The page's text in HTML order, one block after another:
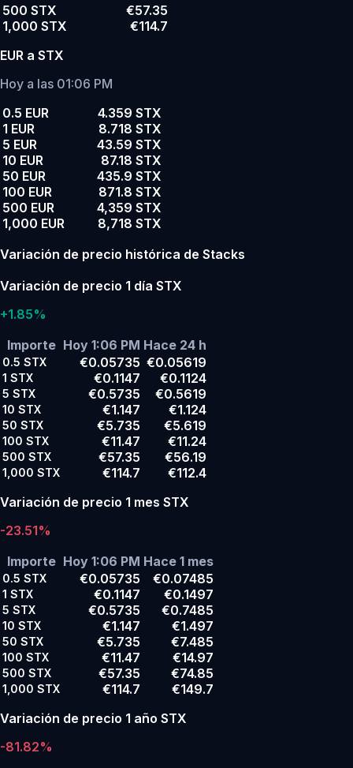
500 STX
€57.35
1,000 STX
€114.7
EUR a STX
Hoy a las 01:06 PM
0.5 EUR
4.359 STX
1 EUR
8.718 STX
5 EUR
43.59 STX
10 EUR
87.18 STX
50 EUR
435.9 STX
100 EUR
871.8 STX
500 EUR
4,359 STX
1,000 EUR
8,718 STX
Variación de precio histórica de Stacks
Variación de precio 1 día STX
+1.85%
Importe Hoy 1:06 PM Hace 24 h
0.5 STX €0.05735 €0.05619
1 STX €0.1147 €0.1124
5 STX €0.5735 €0.5619
10 STX €1.147 €1.124
50 STX €5.735 €5.619
100 STX €11.47 €11.24
500 STX €57.35 €56.19
1,000 STX €114.7
€112.4
Variación de precio 1 mes STX
-23.51%
Importe Hoy 1:06 PM Hace 1 mes
0.5 STX €0.05735 €0.07485
1 STX €0.1147 €0.1497
5 STX €0.5735 €0.7485
10 STX €1.147 €1.497
50 STX €5.735 €7.485
100 STX €11.47 €14.97
500 STX €57.35 €74.85
1,000 STX €114.7
€149.7
Variación de precio 1 año STX
-81.82%